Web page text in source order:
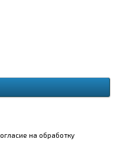
на обработку